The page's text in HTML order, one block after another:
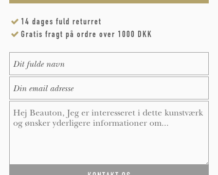
14 dages fuld returret
Gratis fragt på ordre over 1000 DKK